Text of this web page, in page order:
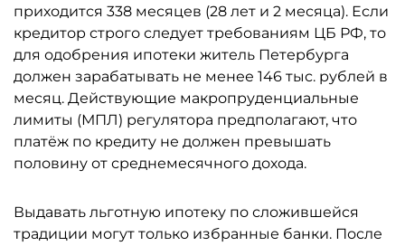
приходится 338 месяцев (28 лет и 2 месяца). Если
кредитор строго следует требованиям ЦБ РФ, то
для одобрения ипотеки житель Петербурга
должен зарабатывать не менее 146 тыс. рублей в
месяц. Действующие макропруденциальные
лимиты (МПЛ) регулятора предполагают, что
платёж по кредиту не должен превышать
половину от среднемесячного дохода.
Выдавать льготную ипотеку по сложившейся
традиции могут только избранные банки. После